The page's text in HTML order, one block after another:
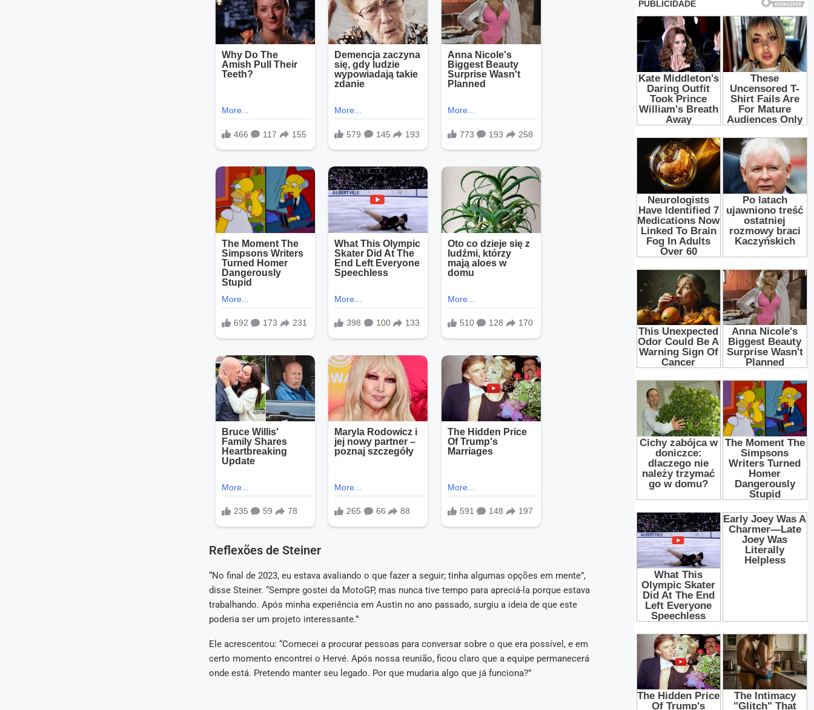
Reflexões de Steiner
“No final de 2023, eu estava avaliando o que fazer a seguir; tinha algumas opções em mente”,
disse Steiner. “Sempre gostei da MotoGP, mas nunca tive tempo para apreciá-la porque estava
trabalhando. Após minha experiência em Austin no ano passado, surgiu a ideia de que este
poderia ser um projeto interessante.”
Ele acrescentou: “Comecei a procurar pessoas para conversar sobre o que era possível, e em
certo momento encontrei o Hervé. Após nossa reunião, ficou claro que a equipe permanecerá
onde está. Pretendo manter seu legado. Por que mudaria algo que já funciona?”